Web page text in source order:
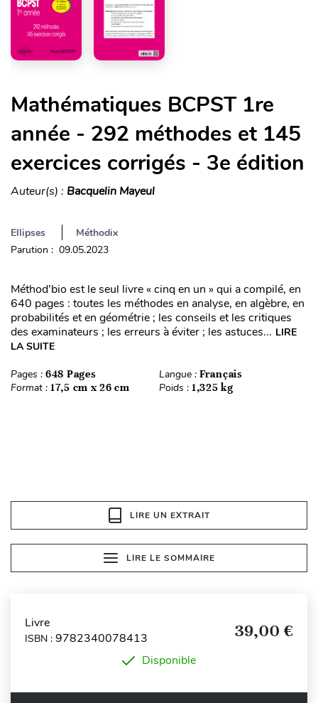
Mathématiques BCPST 1re
année - 292 méthodes et 145
exercices corrigés - 3e édition
Auteur(s) : Bacquelin Mayeul
Ellipses
Méthodix
Parution : 09.05.2023
Méthod’bio est le seul livre « cinq en un » qui a compilé, en
640 pages : toutes les méthodes en analyse, en algèbre, en
probabilités et en géométrie ; les conseils et les critiques
des examinateurs ; les erreurs à éviter ; les astuces... LIRE
LA SUITE
Pages : 648 Pages Langue : Français
Format : 17,5 cm x 26 cm Poids : 1,325 kg
LIRE UN EXTRAIT
LIRE LE SOMMAIRE
Livre
ISBN : 9782340078413 39,00 €
Disponible